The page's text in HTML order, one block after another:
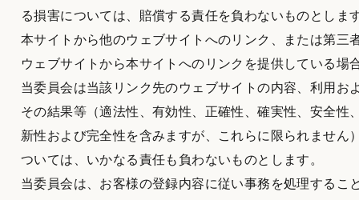
る損害については、賠償する責任を負わないものとしま
本サイトから他のウェブサイトへのリンク、または第三
ウェブサイトから本サイトへのリンクを提供している場
当委員会は当該リンク先のウェブサイトの内容、利用お
その結果等（適法性、有効性、正確性、確実性、安全性
新性および完全性を含みますが、これらに限られません
ついては、いかなる責任も負わないものとします。
当委員会は、お客様の登録内容に従い事務を処理するこ